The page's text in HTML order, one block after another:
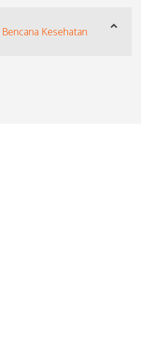
Bencana Kesehatan